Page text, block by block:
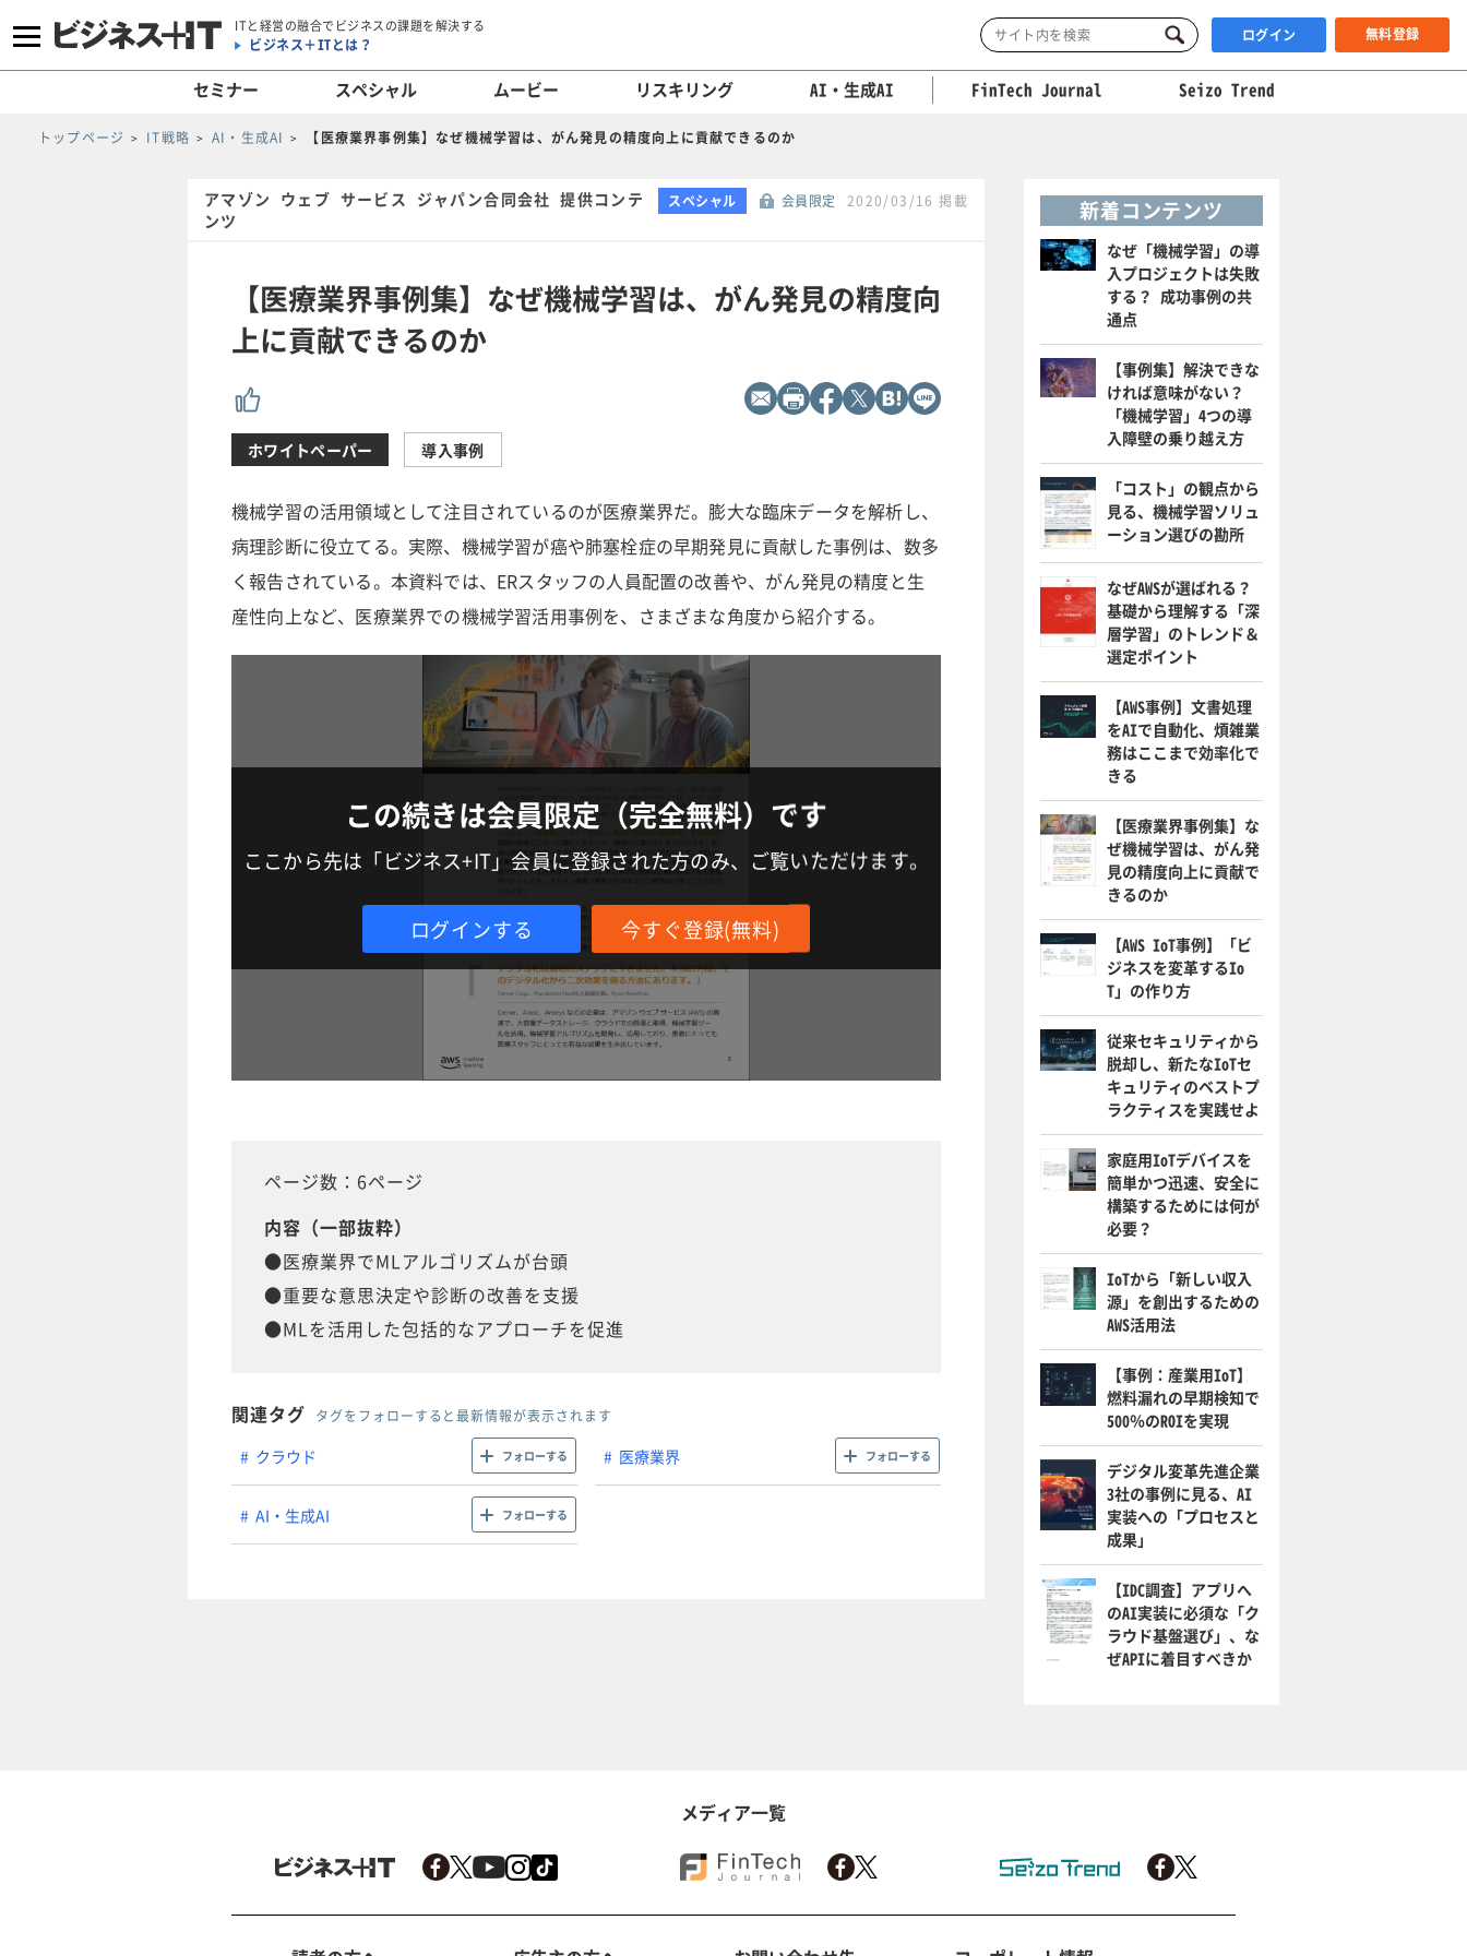
ITと経営の融合でビジネスの課題を解決する
ビジネス＋ITとは？ ログイン 無料登録
セミナー スペシャル ムービー リスキリング AI・生成AI FinTech Journal Seizo Trend
トップページ IT戦略 AI・生成AI 【医療業界事例集】なぜ機械学習は、がん発見の精度向上に貢献できるのか
アマゾン ウェブ サービス ジャパン合同会社 提供コンテ
ンツ
スペシャル 会員限定 2020/03/16 掲載
【医療業界事例集】なぜ機械学習は、がん発見の精度向
上に貢献できるのか
ホワイトペーパー 導入事例
機械学習の活用領域として注目されているのが医療業界だ。膨大な臨床データを解析し、
病理診断に役立てる。実際、機械学習が癌や肺塞栓症の早期発見に貢献した事例は、数多
く報告されている。本資料では、ERスタッフの人員配置の改善や、がん発見の精度と生
産性向上など、医療業界での機械学習活用事例を、さまざまな角度から紹介する。
この続きは会員限定（完全無料）です
ここから先は「ビジネス+IT」会員に登録された方のみ、ご覧いただけます。
ログインする 今すぐ登録(無料)
ページ数：6ページ
内容（一部抜粋）
●医療業界でMLアルゴリズムが台頭
●重要な意思決定や診断の改善を支援
●MLを活用した包括的なアプローチを促進
関連タグ タグをフォローすると最新情報が表示されます
クラウド フォローする 医療業界 フォローする
AI・生成AI フォローする
新着コンテンツ
なぜ「機械学習」の導
入プロジェクトは失敗
する？ 成功事例の共
通点
【事例集】解決できな
ければ意味がない？
「機械学習」4つの導
入障壁の乗り越え方
「コスト」の観点から
見る、機械学習ソリュ
ーション選びの勘所
なぜAWSが選ばれる？
基礎から理解する「深
層学習」のトレンド＆
選定ポイント
【AWS事例】文書処理
をAIで自動化、煩雑業
務はここまで効率化で
きる
【医療業界事例集】な
ぜ機械学習は、がん発
見の精度向上に貢献で
きるのか
【AWS IoT事例】「ビ
ジネスを変革するIo
T」の作り方
従来セキュリティから
脱却し、新たなIoTセ
キュリティのベストプ
ラクティスを実践せよ
家庭用IoTデバイスを
簡単かつ迅速、安全に
構築するためには何が
必要？
IoTから「新しい収入
源」を創出するための
AWS活用法
【事例：産業用IoT】
燃料漏れの早期検知で
500％のROIを実現
デジタル変革先進企業
3社の事例に見る、AI
実装への「プロセスと
成果」
【IDC調査】アプリへ
のAI実装に必須な「ク
ラウド基盤選び」、な
ぜAPIに着目すべきか
メディア一覧